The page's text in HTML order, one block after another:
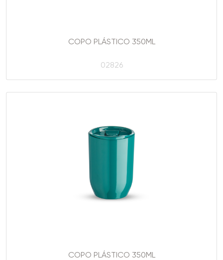
COPO PLÁSTICO 350ML
02826
COPO PLÁSTICO 350ML